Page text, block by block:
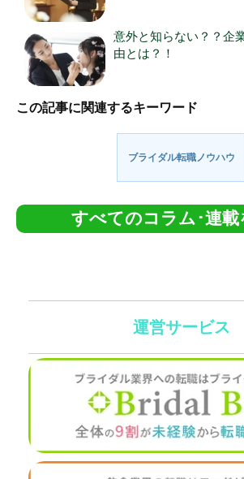
意外と知らない？？企
由とは？！
この記事に関連するキーワード
ブライダル転職ノウハウ
すべてのコラム･連載
運営サービス